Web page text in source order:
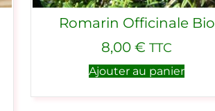
Romarin Officinale Bio
8,00 € TTC
Ajouter au panier